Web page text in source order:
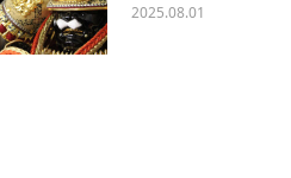
2025.08.01